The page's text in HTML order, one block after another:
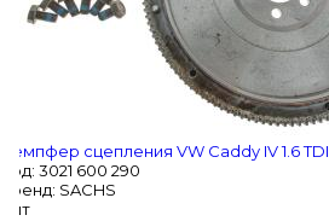
MAZDA
MERCEDES-BENZ
MINI
Демпфер сцепления VW Caddy IV 1.6 TDI
Код: 3021 600 290
Бренд: SACHS
1 шт